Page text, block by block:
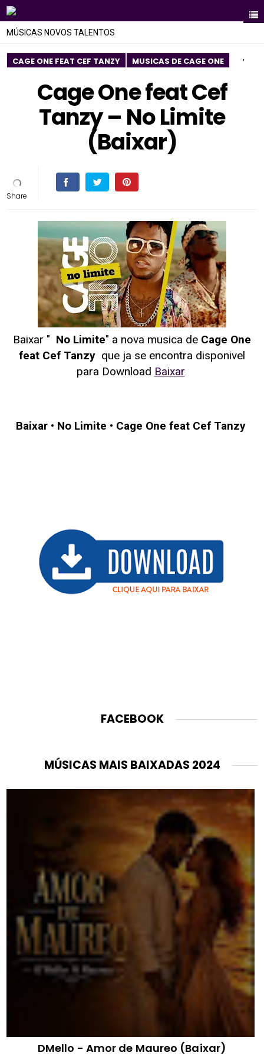
MÚSICAS NOVOS TALENTOS
CAGE ONE FEAT CEF TANZY ,
MUSICAS DE CAGE ONE
Cage One feat Cef
Tanzy – No Limite
(Baixar)
Baixar " No Limite" a nova musica de Cage One
feat Cef Tanzy que ja se encontra disponivel
para Download Baixar
Baixar• No Limite • Cage One feat Cef Tanzy
FACEBOOK
MÚSICAS MAIS BAIXADAS 2024
DMello - Amor de Maureo (Baixar)